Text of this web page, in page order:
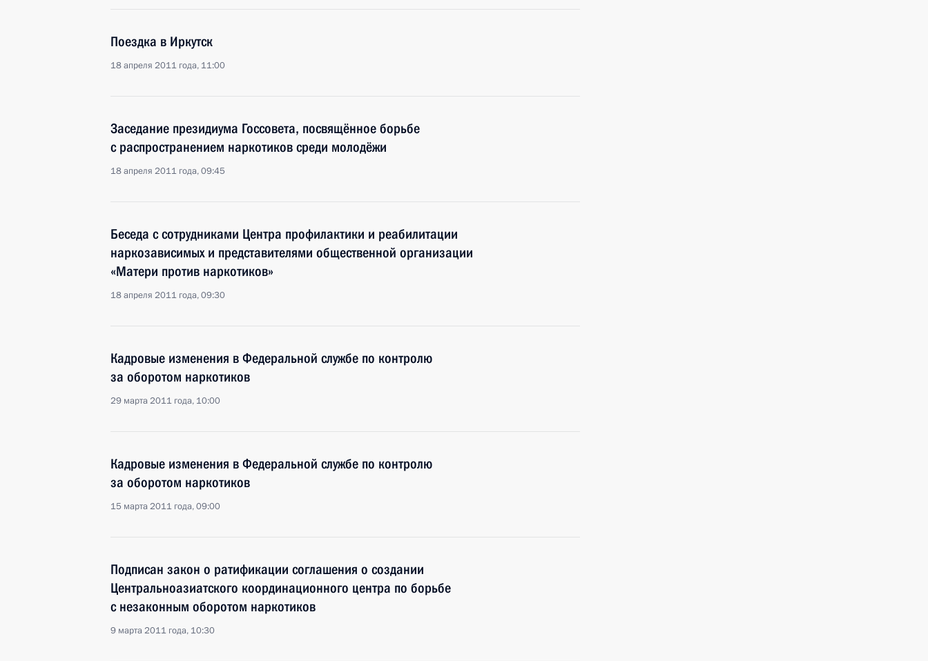
Поездка в Иркутск
18 апреля 2011 года, 11:00
Заседание президиума Госсовета, посвящённое борьбе
с распространением наркотиков среди молодёжи
18 апреля 2011 года, 09:45
Беседа с сотрудниками Центра профилактики и реабилитации
наркозависимых и представителями общественной организации
«Матери против наркотиков»
18 апреля 2011 года, 09:30
Кадровые изменения в Федеральной службе по контролю
за оборотом наркотиков
29 марта 2011 года, 10:00
Кадровые изменения в Федеральной службе по контролю
за оборотом наркотиков
15 марта 2011 года, 09:00
Подписан закон о ратификации соглашения о создании
Центральноазиатского координационного центра по борьбе
с незаконным оборотом наркотиков
9 марта 2011 года, 10:30